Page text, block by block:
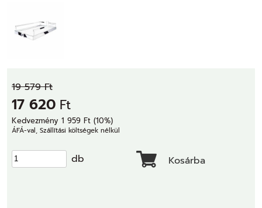
19 579 Ft
17 620 Ft
Kedvezmény 1 959 Ft (10%)
ÁFÁ-val, Szállítási költségek nélkül
db Kosárba